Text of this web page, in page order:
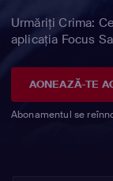
Urmăriți Crima:
aplicația Focus
AONEAZĂ-TE
Abonamentul se